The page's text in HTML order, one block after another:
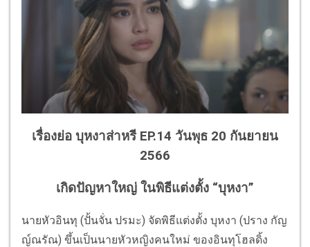
เรื่องย่อ บุหงาส่าหรี EP.14 วันพุธ 20 กันยายน
2566
เกิดปัญหาใหญ่ ในพิธีแต่งตั้ง “บุหงา”
นายหัวอินทุ (ปั้นจั่น ปรมะ) จัดพิธีแต่งตั้ง บุหงา (ปราง กัญ
ญ์ณรัณ) ขึ้นเป็นนายหัวหญิงคนใหม่ ของอินทุโฮลดิ้ง